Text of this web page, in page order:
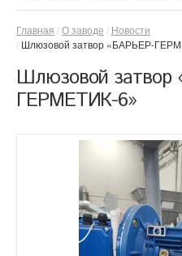
Главная О заводе
Новости
Шлюзовой затвор «БАРЬЕР-
Шлюзовой затвор
ГЕРМЕТИК-6»